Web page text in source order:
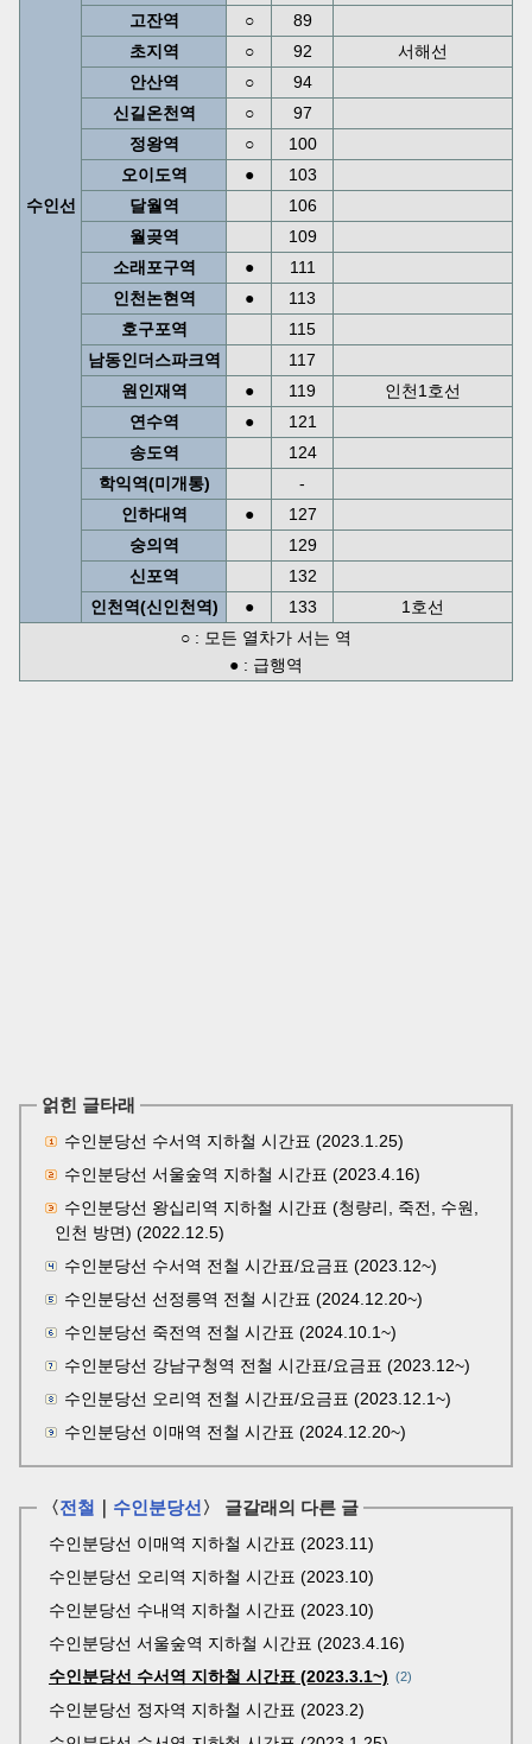
수인선
고잔역
○
89
초지역
○ 92
서해선
안산역
○
94
신길온천역
○
97
정왕역
○
100
오이도역
●
103
달월역
106
월곶역
109
소래포구역
●
111
인천논현역
●
113
호구포역
115
남동인더스파크역
117
원인재역
● 119
인천1호선
연수역
●
121
송도역
124
학익역(미개통)
-
인하대역
●
127
숭의역
129
신포역
132
인천역(신인천역)
● 133
1호선
○ : 모든 열차가 서는 역
● : 급행역
얽힌 글타래
수인분당선 수서역 지하철 시간표 (2023.1.25)
수인분당선 서울숲역 지하철 시간표 (2023.4.16)
수인분당선 왕십리역 지하철 시간표 (청량리, 죽전, 수원,
인천 방면) (2022.12.5)
수인분당선 수서역 전철 시간표/요금표 (2023.12~)
수인분당선 선정릉역 전철 시간표 (2024.12.20~)
수인분당선 죽전역 전철 시간표 (2024.10.1~)
수인분당선 강남구청역 전철 시간표/요금표 (2023.12~)
수인분당선 오리역 전철 시간표/요금표 (2023.12.1~)
수인분당선 이매역 전철 시간표 (2024.12.20~)
〈전철 수인분당선 〉 글갈래의 다른 글
수인분당선 이매역 지하철 시간표 (2023.11)
수인분당선 오리역 지하철 시간표 (2023.10)
수인분당선 수내역 지하철 시간표 (2023.10)
수인분당선 서울숲역 지하철 시간표 (2023.4.16)
수인분당선 수서역 지하철 시간표 (2023.3.1~)
2
수인분당선 정자역 지하철 시간표 (2023.2)